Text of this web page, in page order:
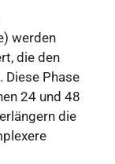
werden
die den
Diese Phase
24 und 48
die